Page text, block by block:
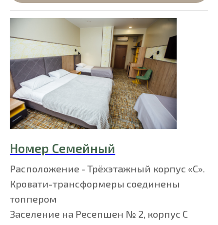
Номер Семейный
Расположение - Трёхэтажный корпус «С».
Кровати-трансформеры соединены
топпером
Заселение на Ресепшен № 2, корпус C